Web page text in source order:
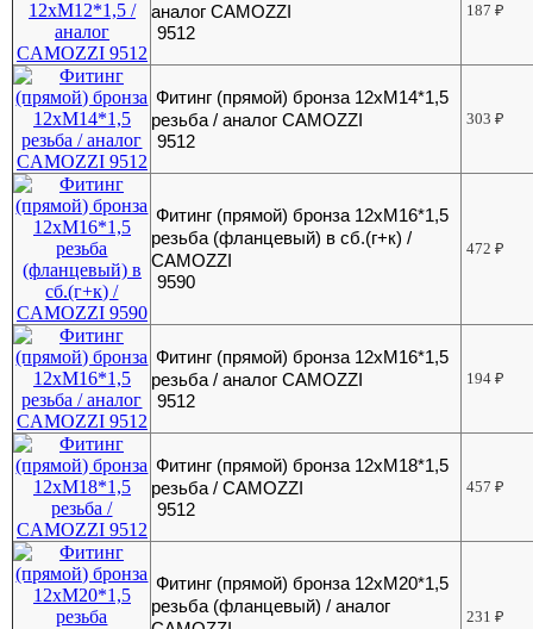
аналог CAMOZZI
9512
187₽
Фитинг (прямой) бронза 12хМ14*1,5
резьба / аналог CAMOZZI
9512
303₽
Фитинг (прямой) бронза 12хМ16*1,5
резьба (фланцевый) в сб.(г+к) /
CAMOZZI
9590
472₽
Фитинг (прямой) бронза 12хМ16*1,5
резьба / аналог CAMOZZI
9512
194₽
Фитинг (прямой) бронза 12хМ18*1,5
резьба / CAMOZZI
9512
457₽
Фитинг (прямой) бронза 12хМ20*1,5
резьба (фланцевый) / аналог
231₽